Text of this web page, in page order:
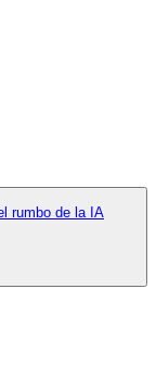
rumbo de la IA